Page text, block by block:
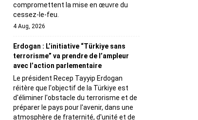
compromettent la mise en œuvre du
cessez-le-feu.
4 Aug, 2026
Erdogan : L’initiative “Türkiye sans
terrorisme” va prendre de l’ampleur
avec l’action parlementaire
Le président Recep Tayyip Erdogan
réitère que l'objectif de la Türkiye est
d'éliminer l'obstacle du terrorisme et de
préparer le pays pour l'avenir, dans une
atmosphère de fraternité, d'unité et de